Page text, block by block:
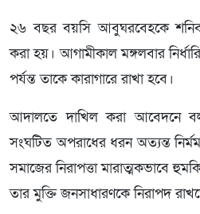
২৬ বছর বয়সি আবুঘরবেহকে
করা হয়। আগামীকাল মঙ্গলবার
পর্যন্ত তাকে কারাগারে রাখা হবে।
আদালতে দাখিল করা আবেদনে বলা
সংঘটিত অপরাধের ধরন অত্যন্ত
সমাজের নিরাপত্তা মারাত্মকভাবে
তার মুক্তি জনসাধারণকে নিরাপদ